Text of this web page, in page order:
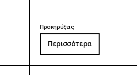
Προκηρύξεις
Περισσότερα